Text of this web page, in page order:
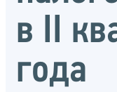
в II
года